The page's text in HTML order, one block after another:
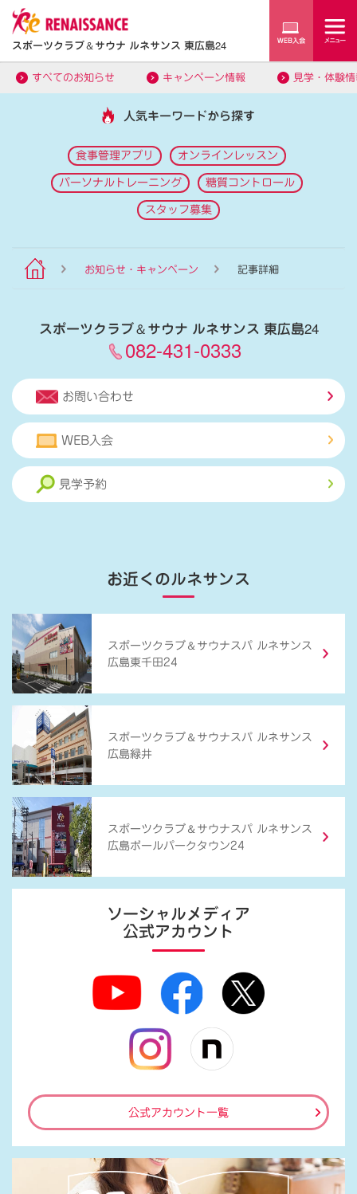
スポーツクラブ＆サウナ ルネサンス 東広島24
すべてのお知らせ キャンペーン情報 見学・体験
人気キーワードから探す
食事管理アプリ オンラインレッスン
パーソナルトレーニング 糖質コントロール
スタッフ募集
お知らせ・キャンペーン 記事詳細
スポーツクラブ＆サウナ ルネサンス 東広島24
082-431-0333
お問い合わせ
WEB入会
見学予約
お近くのルネサンス
スポーツクラブ ＆ サウナスパ ルネサンス
広島東千田24
スポーツクラブ ＆ サウナスパ ルネサンス
広島緑井
スポーツクラブ ＆ サウナスパ ルネサンス
広島ボールパークタウン24
ソーシャルメディア
公式アカウント
公式アカウント一覧